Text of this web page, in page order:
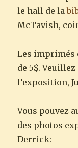
le hall de la
McTavish,
Les imprimés
de 5$.
l’exposition,
Vous pouvez
des photos
Derrick: